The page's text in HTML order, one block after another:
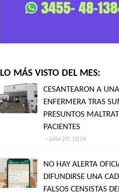
LO MÁS VISTO DEL MES:
CESANTEARON A UNA
ENFERMERA TRAS
PRESUNTOS
PACIENTES
julio 20, 2026
NO HAY ALERTA
DIFUNDIRSE UNA
FALSOS CENSISTAS